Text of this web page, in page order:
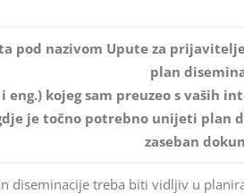
pod nazivom Upute za
plan
eng.) kojeg sam preuzeo s vaših
je točno potrebno unijeti plan
zaseban
diseminacije treba biti vidljiv u